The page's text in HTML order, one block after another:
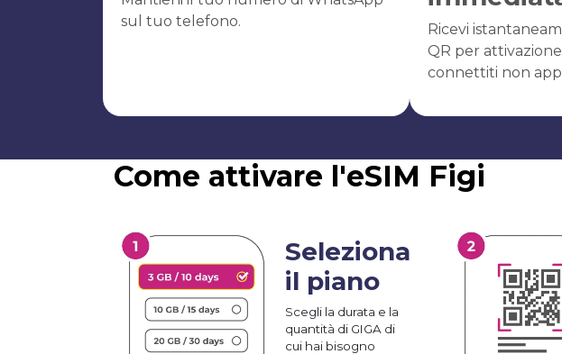
sul tuo telefono.
Ricevi
QR per
connettiti non
Come attivare l'eSIM Figi
Seleziona
il piano
Scegli la durata e la
quantità di GIGA di
cui hai bisogno